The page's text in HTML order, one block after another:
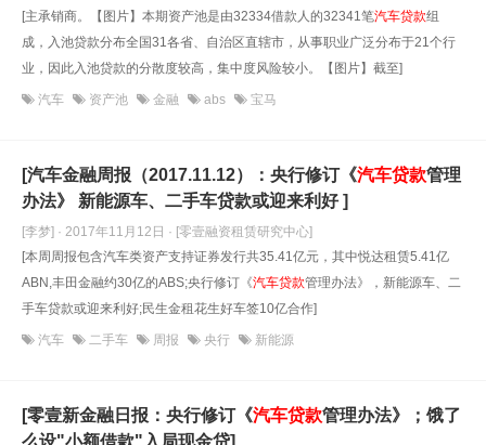
[主承销商。【图片】本期资产池是由32334借款人的32341笔汽车贷款组
成，入池贷款分布全国31各省、自治区直辖市，从事职业广泛分布于21个行
业，因此入池贷款的分散度较高，集中度风险较小。【图片】截至]
汽车 资产池 金融 abs 宝马
[汽车金融周报（2017.11.12）：央行修订《汽车贷款管理
办法》 新能源车、二手车贷款或迎来利好 ]
[李梦] · 2017年11月12日 · [零壹融资租赁研究中心]
[本周周报包含汽车类资产支持证券发行共35.41亿元，其中悦达租赁5.41亿
ABN,丰田金融约30亿的ABS;央行修订《汽车贷款管理办法》，新能源车、二
手车贷款或迎来利好;民生金租花生好车签10亿合作]
汽车 二手车 周报 央行 新能源
[零壹新金融日报：央行修订《汽车贷款管理办法》；饿了
么设"小额借款"入局现金贷]